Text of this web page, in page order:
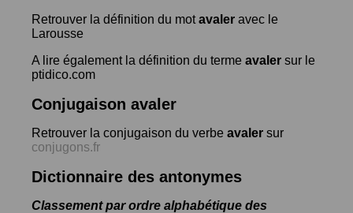
Retrouver la définition du motavaler avec le
Larousse
A lire également la définition du terme avaler sur le
ptidico.com
Conjugaison avaler
Retrouver la conjugaison du verbe avaler sur
conjugons.fr
Dictionnaire des antonymes
Classement par ordre alphabétique des